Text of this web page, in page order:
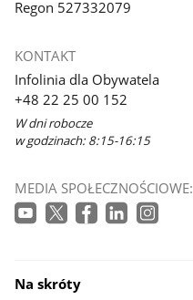
Regon 527332079
KONTAKT
Infolinia dla Obywatela
+48 22 25 00 152
W dni robocze
w godzinach: 8:15-16:15
MEDIA SPOŁECZNOŚCIOWE:
Na skróty